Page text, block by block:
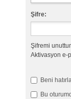
Şifre:
Şifremi
Aktivasyon e-
Beni
Bu